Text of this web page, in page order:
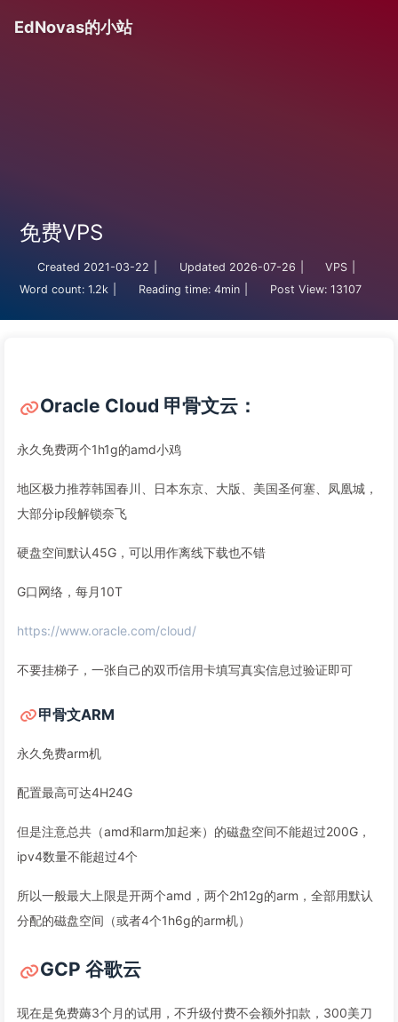
EdNovas的小站
免费VPS
Created 2021-03-22 Updated 2026-07-26 VPS
Word count: 1.2k Reading time: 4min Post View: 13107
Oracle Cloud 甲骨文云：
永久免费两个1h1g的amd小鸡
地区极力推荐韩国春川、日本东京、大版、美国圣何塞、凤凰城，
大部分ip段解锁奈飞
硬盘空间默认45G，可以用作离线下载也不错
G口网络，每月10T
https://www.oracle.com/cloud/
不要挂梯子，一张自己的双币信用卡填写真实信息过验证即可
甲骨文ARM
永久免费arm机
配置最高可达4H24G
但是注意总共（amd和arm加起来）的磁盘空间不能超过200G，
ipv4数量不能超过4个
所以一般最大上限是开两个amd，两个2h12g的arm，全部用默认
分配的磁盘空间（或者4个1h6g的arm机）
GCP 谷歌云
现在是免费薅3个月的试用，不升级付费不会额外扣款，300美刀